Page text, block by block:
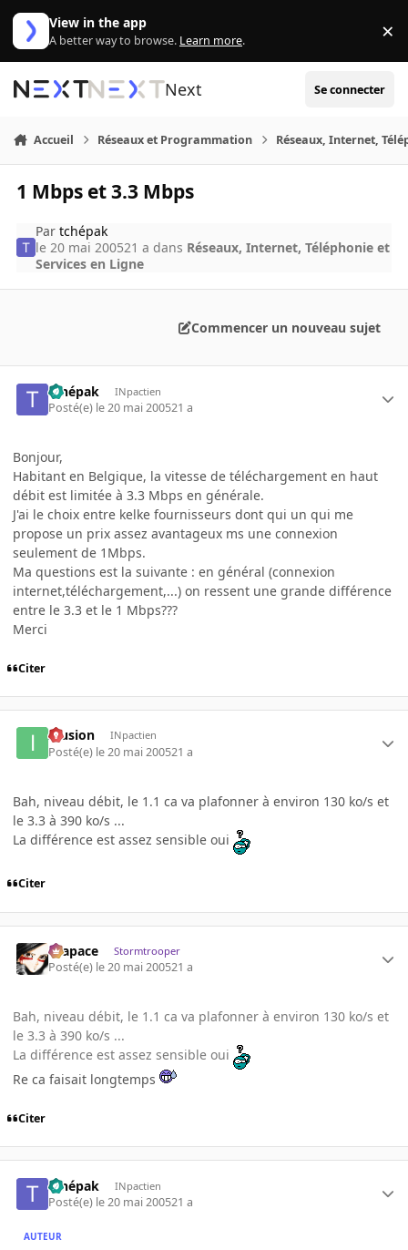
Aller au contenu
View in the app
A better way to browse. Learn more. ×
Next Se connecter
Accueil Réseaux et Programmation Réseaux, Internet,
1 Mbps et 3.3 Mbps
Partchépak
le 20 mai 200521 a dans Réseaux, Internet, Téléphonie et
Services en Ligne
Commencer un nouveau sujet
tchépak INpactien
Posté(e) le 20 mai 200521 a
Bonjour,
Habitant en Belgique, la vitesse de téléchargement en haut
débit est limitée à 3.3 Mbps en générale.
J'ai le choix entre kelke fournisseurs dont qui un qui me
propose un prix assez avantageux ms une connexion
seulement de 1Mbps.
Ma questions est la suivante : en général (connexion
internet,téléchargement,...) on ressent une grande différence
entre le 3.3 et le 1 Mbps???
Merci
Citer
Illusion INpactien
Posté(e) le 20 mai 200521 a
Bah, niveau débit, le 1.1 ca va plafonner à environ 130 ko/s et
le 3.3 à 390 ko/s ...
La différence est assez sensible oui
Citer
Krapace Stormtrooper
Posté(e) le 20 mai 200521 a
Bah, niveau débit, le 1.1 ca va plafonner à environ 130 ko/s et
le 3.3 à 390 ko/s ...
La différence est assez sensible oui
Re ca faisait longtemps
Citer
tchépak INpactien
Posté(e) le 20 mai 200521 a
AUTEUR